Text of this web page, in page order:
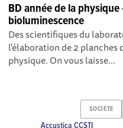
BD année de la physique
bioluminescence
Des scientifiques du
l'élaboration de 2 planches
physique. On vous laisse...
SOCIETE
Accustica CCSTI